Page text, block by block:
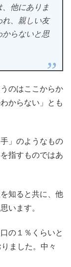
、他にありま
れ、親しい友
からないと思
のはここからか
からない」とも
」のようなもの
指すものではあ
知ると共に、他
います。
の１％くらいと
ました。中々